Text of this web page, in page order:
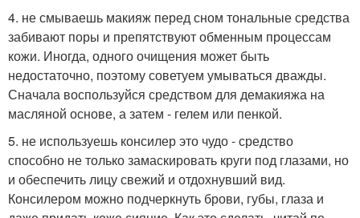
4. не смываешь макияж перед сном тональные средства
забивают поры и препятствуют обменным процессам
кожи. Иногда, одного очищения может быть
недостаточно, поэтому советуем умываться дважды.
Сначала воспользуйся средством для демакияжа на
масляной основе, а затем - гелем или пенкой.
5. не используешь консилер это чудо - средство
способно не только замаскировать круги под глазами, но
и обеспечить лицу свежий и отдохнувший вид.
Консилером можно подчеркнуть брови, губы, глаза и